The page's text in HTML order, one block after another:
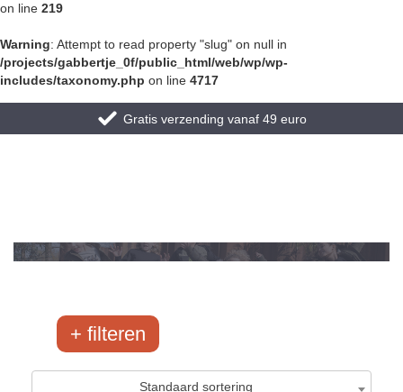
on line 219
Warning: Attempt to read property "slug" on null in
/projects/gabbertje_0f/public_html/web/wp/wp-
includes/taxonomy.php on line 4717
Gratis verzending vanaf 49 euro
filteren
Standaard sortering